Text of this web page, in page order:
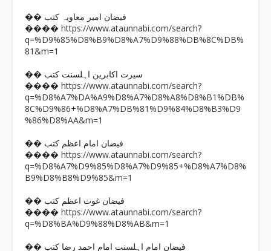
�� فیضان امیر معاویہ کتب
���� https://www.ataunnabi.com/search?
q=%D9%85%D8%B9%D8%A7%D9%88%DB%8C%DB%
81&m=1
�� سیرت اکابرین اہلسنت کتب
���� https://www.ataunnabi.com/search?
q=%D8%A7%DA%A9%D8%A7%D8%A8%D8%B1%DB%
8C%D9%86+%D8%A7%DB%81%D9%84%D8%B3%D9
%86%D8%AA&m=1
�� فیضان امام اعظم کتب
���� https://www.ataunnabi.com/search?
q=%D8%A7%D9%85%D8%A7%D9%85+%D8%A7%D8%
B9%D8%B8%D9%85&m=1
�� فیضان غوث اعظم کتب
���� https://www.ataunnabi.com/search?
q=%D8%BA%D9%88%D8%AB&m=1
�� فیضان امام اہلسنت امام احمد رضا کتب